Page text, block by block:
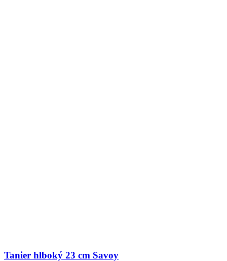
Tanier hlboký 23 cm Savoy